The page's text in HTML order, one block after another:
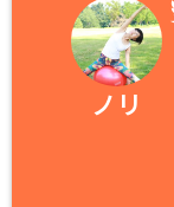
ノリ